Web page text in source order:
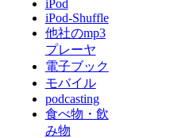
iPod
iPod-Shuffle
他社のmp3
プレーヤ
電子ブック
モバイル
podcasting
食べ物・飲
み物